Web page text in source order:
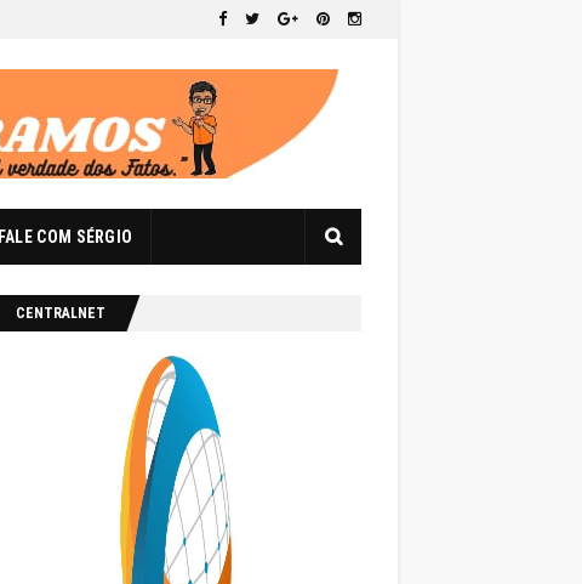
FALE COM SÉRGIO
CENTRALNET